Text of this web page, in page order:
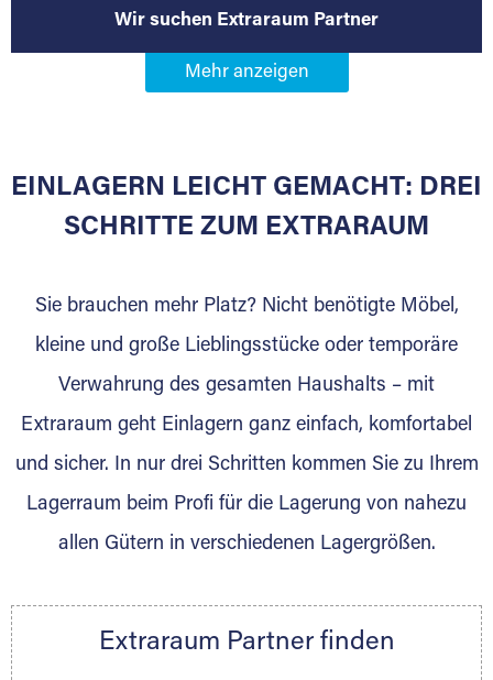
Wir suchen Extraraum Partner
Werden Sie Extraraum Partner in
Sie bieten Kunden Lagerraum zur Miete, der
für die Einlagerung von Umzugsgut gebaut
Lagerkunden und Vermietungen.
Ihre Vorteile als Extraraum Partner:
Marktgerechte Preise
Digitale Buchungsplattform
Gewinnung von Neukunden
Nachricht.
Telefon:+49 6145 5442 - 404
EINLAGERN LEICHT GEMACHT: DREI
SCHRITTE ZUM EXTRARAUM
Sie brauchen mehr Platz? Nicht benötigte Möbel,
kleine und große Lieblingsstücke oder temporäre
Verwahrung des gesamten Haushalts – mit
Extraraum geht Einlagern ganz einfach, komfortabel
und sicher. In nur drei Schritten kommen Sie zu Ihrem
Lagerraum beim Profi für die Lagerung von nahezu
allen Gütern in verschiedenen Lagergrößen.
Extraraum Partner finden